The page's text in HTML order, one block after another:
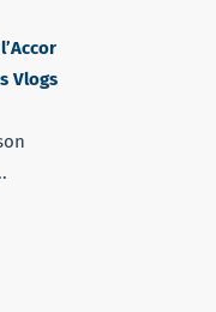
Vlogs